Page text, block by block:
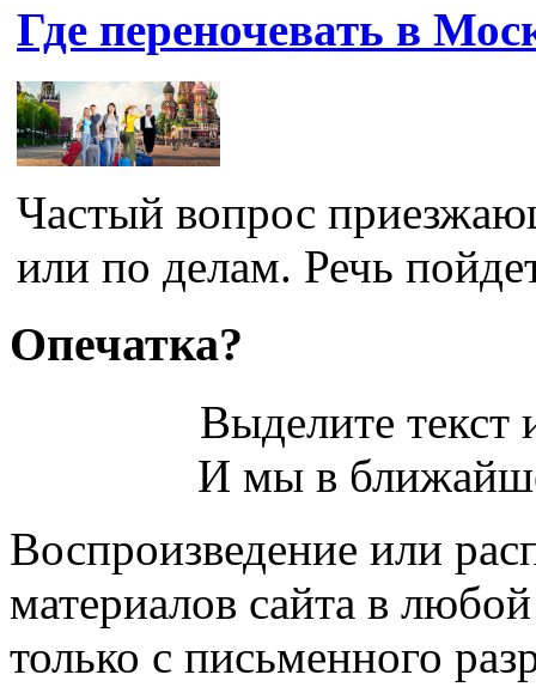
Где переночевать в
Частый вопрос
или по делам. Речь
Опечатка?
Выделите
И мы в
Воспроизведение или
материалов сайта в
только с письменного